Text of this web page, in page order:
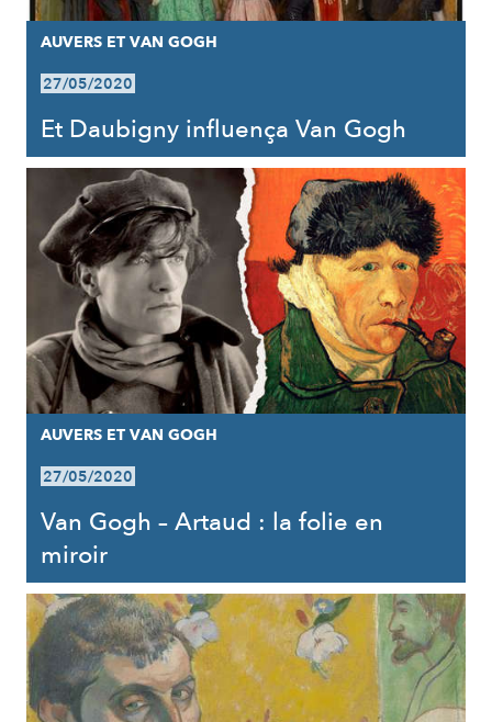
AUVERS ET VAN GOGH
27/05/2020
Et Daubigny influença Van Gogh
AUVERS ET VAN GOGH
27/05/2020
Van Gogh – Artaud : la folie en
miroir